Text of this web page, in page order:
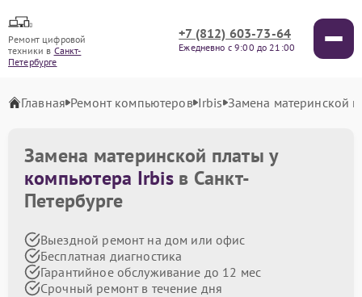
Ремонт цифровой
техники в Санкт-
Петербурге
+7 (812) 603-73-64
Ежедневно с 9:00 до 21:00
Главная Ремонт компьютеров Irbis Замена материнской
Замена материнской платы у
компьютера Irbis в Санкт-
Петербурге
Выездной ремонт на дом или офис
Бесплатная диагностика
Гарантийное обслуживание до 12 мес
Срочный ремонт в течение дня